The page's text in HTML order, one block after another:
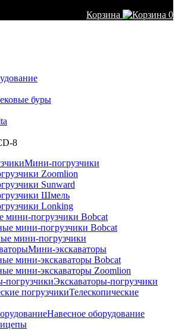
Корзина
0
буры
8
Мини-погрузчики
Zoomlion
Sunward
Шмель
Lonking
мини-погрузчики Bobcat
мини-погрузчики Bobcat
мини-погрузчики
Мини-экскаваторы
мини-экскаваторы Bobcat
мини-экскаваторы Zoomlion
Экскаваторы-погрузчики
Телескопические
Навесное оборудование